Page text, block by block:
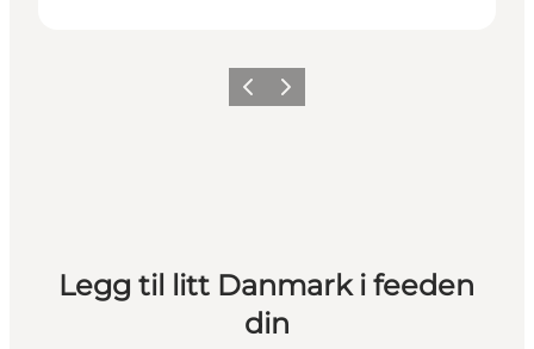
ForrigeNeste
Legg til litt Danmark i feeden
din